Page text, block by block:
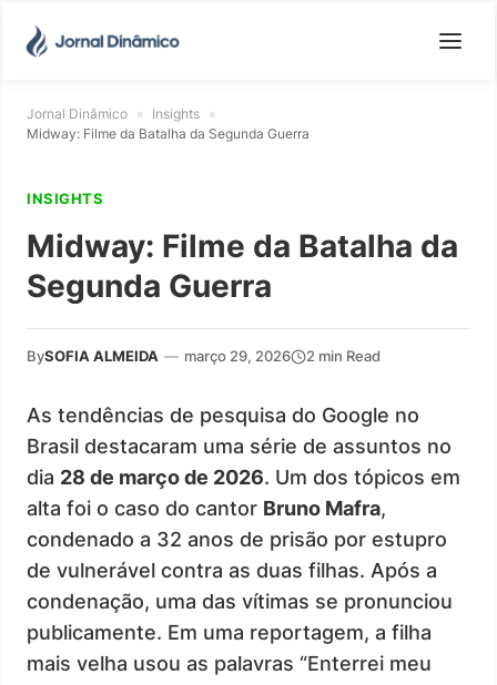
Jornal Dinâmico » Insights »
Midway: Filme da Batalha da Segunda Guerra
INSIGHTS
Midway: Filme da Batalha da
Segunda Guerra
BySOFIA ALMEIDA — março 29, 2026 2 min Read
As tendências de pesquisa do Google no
Brasil destacaram uma série de assuntos no
dia 28 de março de 2026. Um dos tópicos em
alta foi o caso do cantor Bruno Mafra,
condenado a 32 anos de prisão por estupro
de vulnerável contra as duas filhas. Após a
condenação, uma das vítimas se pronunciou
publicamente. Em uma reportagem, a filha
mais velha usou as palavras “Enterrei meu